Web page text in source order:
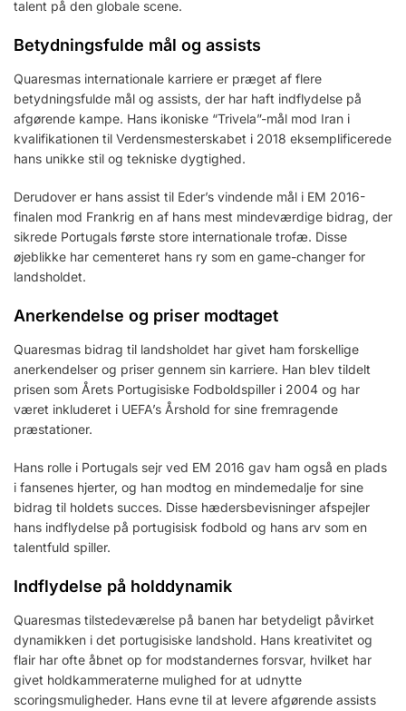
talent på den globale scene.
Betydningsfulde mål og assists
Quaresmas internationale karriere er præget af flere
betydningsfulde mål og assists, der har haft indflydelse på
afgørende kampe. Hans ikoniske “Trivela”-mål mod Iran i
kvalifikationen til Verdensmesterskabet i 2018 eksemplificerede
hans unikke stil og tekniske dygtighed.
Derudover er hans assist til Eder’s vindende mål i EM 2016-
finalen mod Frankrig en af hans mest mindeværdige bidrag, der
sikrede Portugals første store internationale trofæ. Disse
øjeblikke har cementeret hans ry som en game-changer for
landsholdet.
Anerkendelse og priser modtaget
Quaresmas bidrag til landsholdet har givet ham forskellige
anerkendelser og priser gennem sin karriere. Han blev tildelt
prisen som Årets Portugisiske Fodboldspiller i 2004 og har
været inkluderet i UEFA’s Årshold for sine fremragende
præstationer.
Hans rolle i Portugals sejr ved EM 2016 gav ham også en plads
i fansenes hjerter, og han modtog en mindemedalje for sine
bidrag til holdets succes. Disse hædersbevisninger afspejler
hans indflydelse på portugisisk fodbold og hans arv som en
talentfuld spiller.
Indflydelse på holddynamik
Quaresmas tilstedeværelse på banen har betydeligt påvirket
dynamikken i det portugisiske landshold. Hans kreativitet og
flair har ofte åbnet op for modstandernes forsvar, hvilket har
givet holdkammeraterne mulighed for at udnytte
scoringsmuligheder. Hans evne til at levere afgørende assists